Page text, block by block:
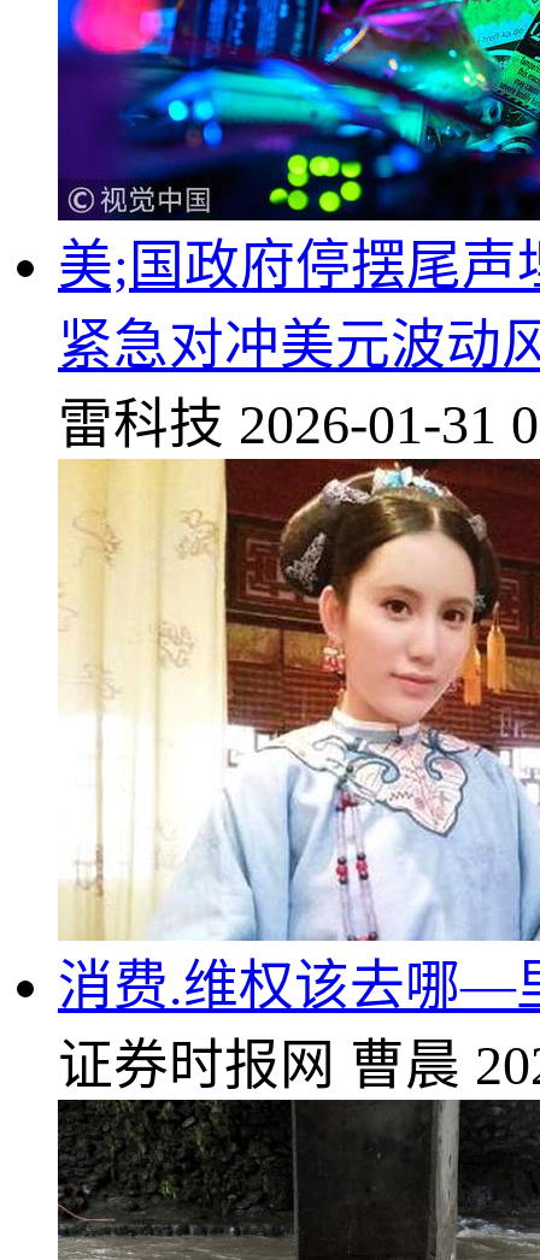
美;国政府停摆尾声
紧急对冲美元波动
雷科技 2026-01-31
消费.维权该去哪—
证券时报网 曹晨